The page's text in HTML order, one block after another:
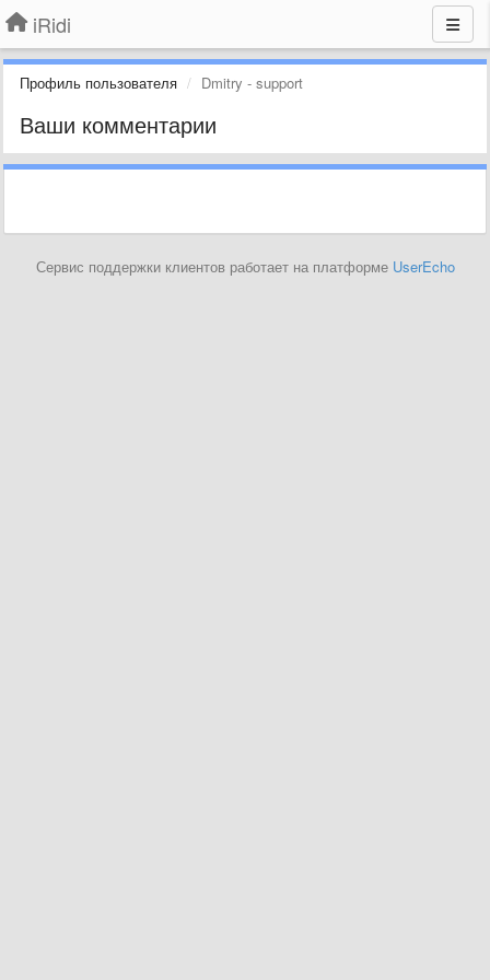
iRidi
Профиль пользователя Dmitry - support
Ваши комментарии
Сервис поддержки клиентов работает на платформе UserEcho